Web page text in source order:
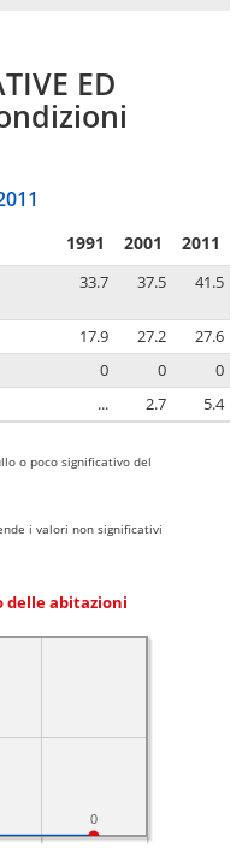
ED
1991 2001 2011
33.7 37.5 41.5
17.9 27.2
27.6
0 0
0
... 2.7 5.4
o poco significativo del
i valori non significativi
delle abitazioni
0